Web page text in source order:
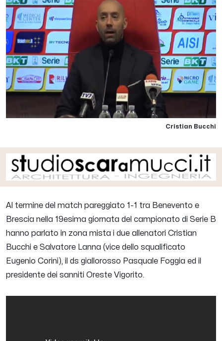
Cristian Bucchi
Al termine del match pareggiato 1-1 tra Benevento e
Brescia nella 19esima giornata del campionato di Serie B
hanno parlato in zona mista i due allenatori Cristian
Bucchi e Salvatore Lanna (vice dello squalificato
Eugenio Corini), il ds giallorosso Pasquale Foggia ed il
presidente dei sanniti Oreste Vigorito.